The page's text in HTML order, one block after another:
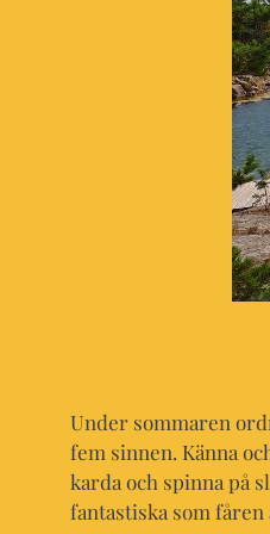
Under sommaren
fem sinnen. Känna
karda och spinna på
fantastiska som